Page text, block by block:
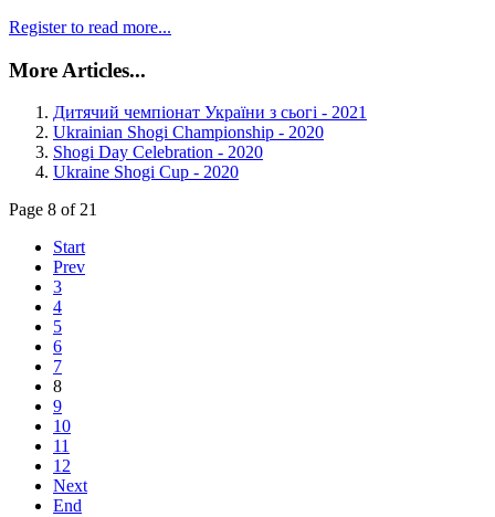
Register to read more...
More Articles...
Дитячий чемпіонат України з сьогі - 2021
Ukrainian Shogi Championship - 2020
Shogi Day Celebration - 2020
Ukraine Shogi Cup - 2020
Page 8 of 21
Start
Prev
3
4
5
6
7
8
9
10
11
12
Next
End